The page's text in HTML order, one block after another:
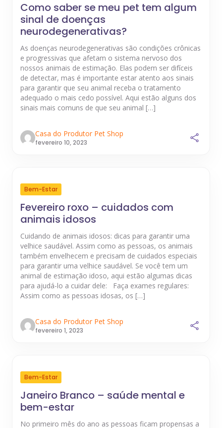
Como saber se meu pet tem algum
sinal de doenças
neurodegenerativas?
As doenças neurodegenerativas são condições crônicas
e progressivas que afetam o sistema nervoso dos
nossos animais de estimação. Elas podem ser difíceis
de detectar, mas é importante estar atento aos sinais
para garantir que seu animal receba o tratamento
adequado o mais cedo possível. Aqui estão alguns dos
sinais mais comuns de que seu animal […]
Casa do Produtor Pet Shop
fevereiro 10, 2023
Bem-Estar
Fevereiro roxo – cuidados com
animais idosos
Cuidando de animais idosos: dicas para garantir uma
velhice saudável. Assim como as pessoas, os animais
também envelhecem e precisam de cuidados especiais
para garantir uma velhice saudável. Se você tem um
animal de estimação idoso, aqui estão algumas dicas
para ajudá-lo a cuidar dele: Faça exames regulares:
Assim como as pessoas idosas, os […]
Casa do Produtor Pet Shop
fevereiro 1, 2023
Bem-Estar
Janeiro Branco – saúde mental e
bem-estar
No primeiro mês do ano as pessoas ficam propensas a